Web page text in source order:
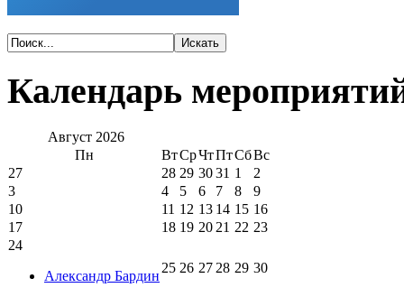
Календарь
Август 2026
Пн
ВтСрЧтПтСбВс
27
28 29 3031 1
2
3
4 5 6 7 8
9
10
11 12 13 14 15 16
17
18 19 20 21 22 23
24
Александр Бардин
25 26 27 28 29 30